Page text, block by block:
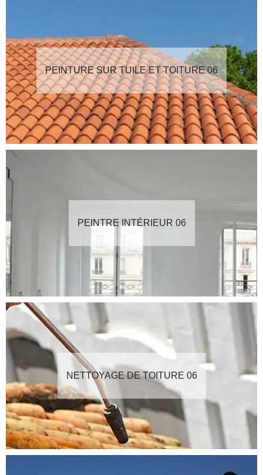
PEINTURE SUR TUILE ET TOITURE 06
PEINTRE INTÉRIEUR 06
NETTOYAGE DE TOITURE 06